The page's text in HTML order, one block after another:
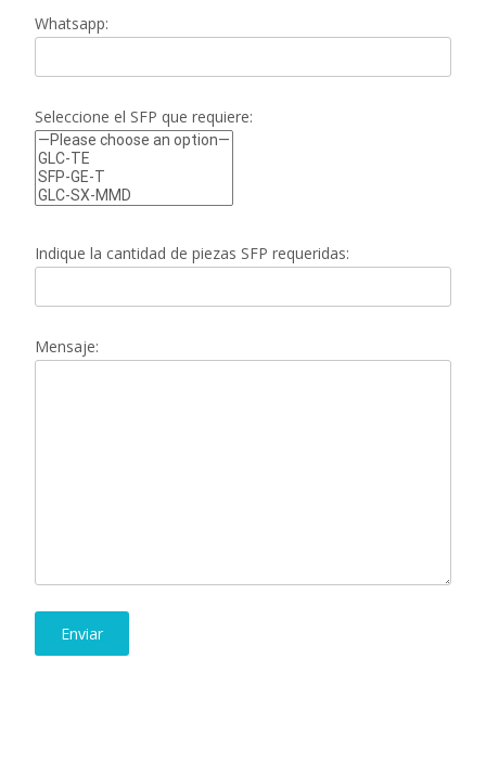
Whatsapp:
Seleccione el SFP que requiere:
Indique la cantidad de piezas SFP requeridas:
Mensaje: